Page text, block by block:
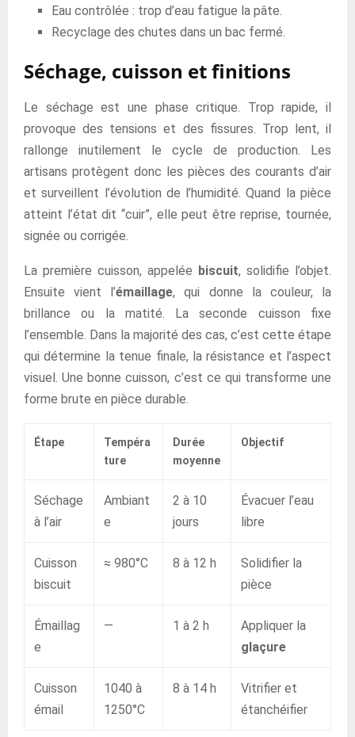
Eau contrôlée : trop d’eau fatigue la pâte.
Recyclage des chutes dans un bac fermé.
Séchage, cuisson et finitions
Le séchage est une phase critique. Trop rapide, il
provoque des tensions et des fissures. Trop lent, il
rallonge inutilement le cycle de production. Les
artisans protègent donc les pièces des courants d’air
et surveillent l’évolution de l’humidité. Quand la pièce
atteint l’état dit “cuir”, elle peut être reprise, tournée,
signée ou corrigée.
La première cuisson, appelée biscuit, solidifie l’objet.
Ensuite vient l’émaillage, qui donne la couleur, la
brillance ou la matité. La seconde cuisson fixe
l’ensemble. Dans la majorité des cas, c’est cette étape
qui détermine la tenue finale, la résistance et l’aspect
visuel. Une bonne cuisson, c’est ce qui transforme une
forme brute en pièce durable.
Étape
Tempéra
ture
Durée
moyenne
Objectif
Séchage
à l’air
Ambiant
e
2 à 10
jours
Évacuer l’eau
libre
Cuisson
biscuit
≈ 980°C 8 à 12 h
Solidifier la
pièce
Émaillag
e
— 1 à 2 h
Appliquer la
glaçure
Cuisson
émail
1040 à
1250°C
8 à 14 h
Vitrifier et
étanchéifier